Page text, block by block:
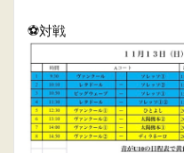
⚽️対戦